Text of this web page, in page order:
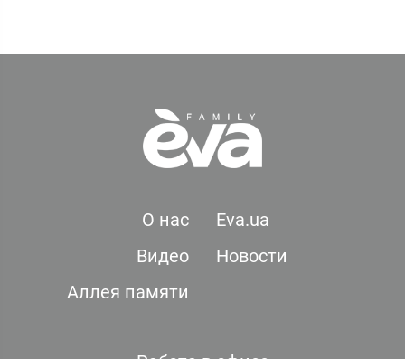
О нас
Eva.ua
Видео
Новости
Аллея памяти